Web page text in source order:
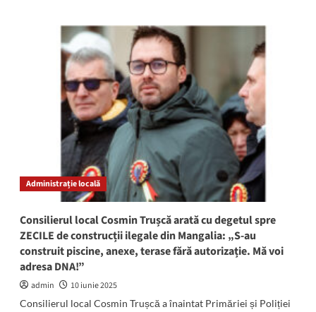
Primăria
Mangalia,
executată
silit
de
către
consilierul
local
Cosmin
Truşcă!
Instanţa
i-
a
anulat
AUR
zeci
de
amenzi
date
Poliţia
Administrație locală
Consilierul local Cosmin Trușcă arată cu degetul spre
ZECILE de construcții ilegale din Mangalia: „S-au
construit piscine, anexe, terase fără autorizație. Mă voi
adresa DNA!”
admin
10 iunie 2025
Consilierul local Cosmin Trușcă a înaintat Primăriei și Poliției